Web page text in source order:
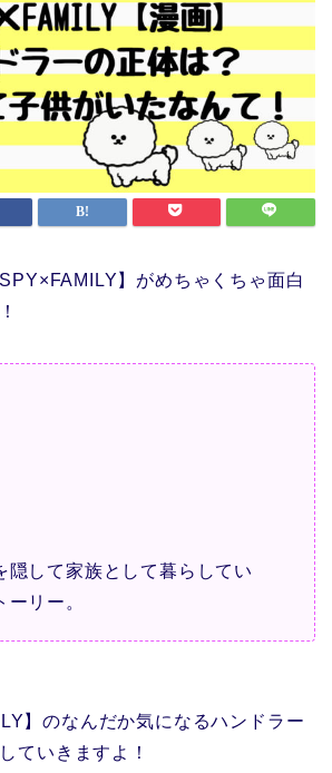
】がめちゃくちゃ面白
隠して家族として暮らしてい
リー。
】のなんだか気になるハンドラー
ていきますよ！